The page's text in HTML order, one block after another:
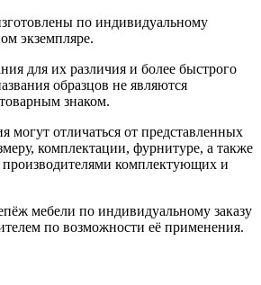
по индивидуальному
экземпляре.
для их различия и более быстрого
образцов не являются
знаком.
могут отличаться от представленных
комплектации, фурнитуре, а также
комплектующих и
мебели по индивидуальному заказу
по возможности её применения.